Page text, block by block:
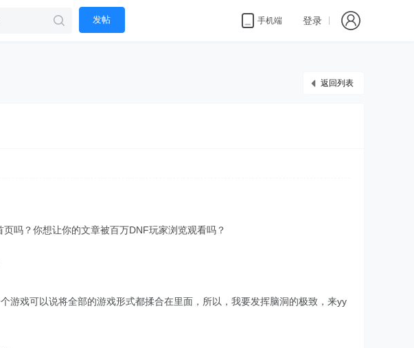
发帖 手机端 登录
返回列表
吗？你想让你的文章被百万DNF玩家浏览观看吗？
游戏可以说将全部的游戏形式都揉合在里面，所以，我要发挥脑洞的极致，来yy